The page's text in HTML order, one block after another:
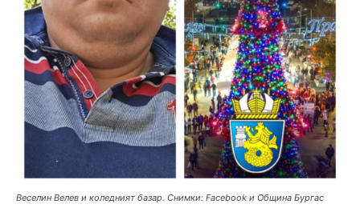
Веселин Велев и коледният базар. Снимки: Facebook и Община Бургас